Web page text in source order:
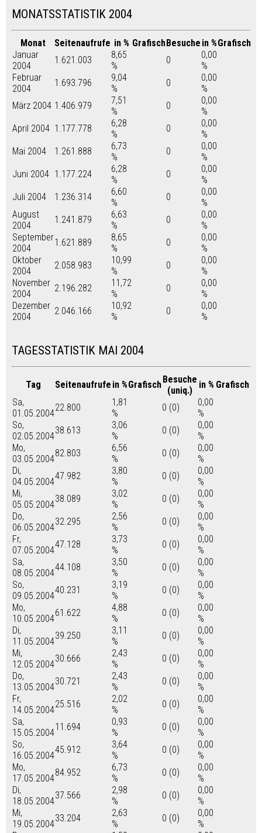
MONATSSTATISTIK 2004
Monat Seitenaufrufe in % GrafischBesuche in %Grafisch
Januar
2004
1.621.003
8,65
%
0
0,00
%
Februar
2004
1.693.796
9,04
%
0
0,00
%
März 2004 1.406.979
7,51
%
0
0,00
%
April 2004 1.177.778
6,28
%
0
0,00
%
Mai 2004
1.261.888
6,73
%
0
0,00
%
Juni 2004 1.177.224
6,28
%
0
0,00
%
Juli 2004
1.236.314
6,60
%
0
0,00
%
August
2004
1.241.879
6,63
%
0
0,00
%
September
2004
1.621.889
8,65
%
0
0,00
%
Oktober
2004
2.058.983
10,99
%
0
0,00
%
November
2004
2.196.282
11,72
%
0
0,00
%
Dezember
2004
2.046.166
10,92
%
0
0,00
%
TAGESSTATISTIK MAI 2004
Tag Seitenaufrufe in %GrafischBesuche
(uniq.)
in % Grafisch
Sa,
01.05.2004
22.800
1,81
%
0 (0)
0,00
%
So,
02.05.2004
38.613
3,06
%
0 (0)
0,00
%
Mo,
03.05.2004
82.803
6,56
%
0 (0)
0,00
%
Di,
04.05.2004
47.982
3,80
%
0 (0)
0,00
%
Mi,
05.05.2004
38.089
3,02
%
0 (0)
0,00
%
Do,
06.05.2004
32.295
2,56
%
0 (0)
0,00
%
Fr,
07.05.2004
47.128
3,73
%
0 (0)
0,00
%
Sa,
08.05.2004
44.108
3,50
%
0 (0)
0,00
%
So,
09.05.2004
40.231
3,19
%
0 (0)
0,00
%
Mo,
10.05.2004
61.622
4,88
%
0 (0)
0,00
%
Di,
11.05.2004
39.250
3,11
%
0 (0)
0,00
%
Mi,
12.05.2004
30.666
2,43
%
0 (0)
0,00
%
Do,
13.05.2004
30.721
2,43
%
0 (0)
0,00
%
Fr,
14.05.2004
25.516
2,02
%
0 (0)
0,00
%
Sa,
15.05.2004
11.694
0,93
%
0 (0)
0,00
%
So,
16.05.2004
45.912
3,64
%
0 (0)
0,00
%
Mo,
17.05.2004
84.952
6,73
%
0 (0)
0,00
%
Di,
18.05.2004
37.566
2,98
%
0 (0)
0,00
%
Mi,
19.05.2004
33.204
2,63
%
0 (0)
0,00
%